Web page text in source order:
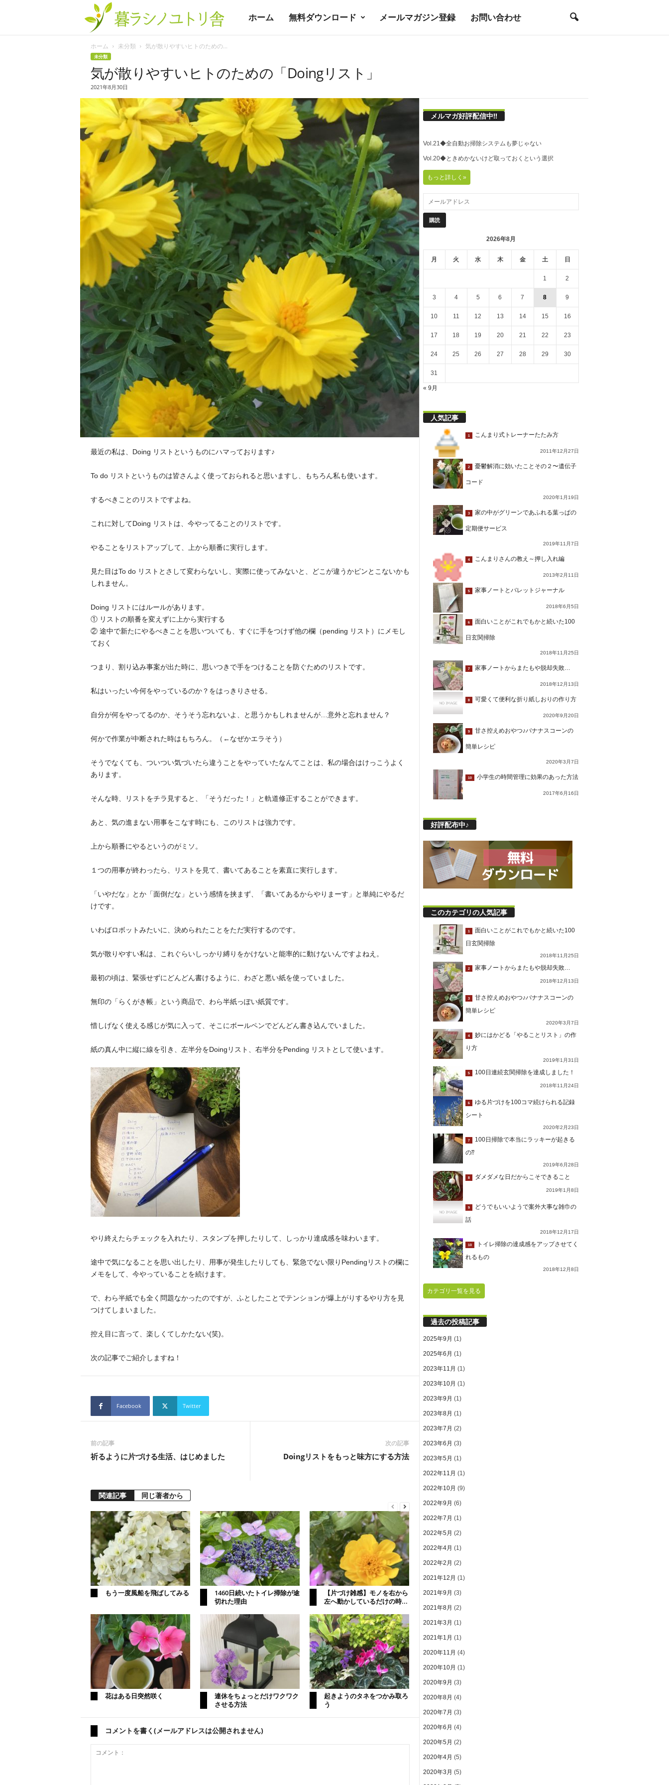
ノ
リ
舎
ホーム 無料ダウンロード メールマガジン登録 お問い合わせ
ホーム 未分類 気が散りやすいヒトのための...
未分類
気が散りやすいヒトのための「Doingリスト」
2021年8月30日
最近の私は、Doing リストというものにハマっております♪
To do リストというものは皆さんよく使っておられると思いますし、もちろん私も使います。
するべきことのリストですよね。
これに対してDoing リストは、今やってることのリストです。
やることをリストアップして、上から順番に実行します。
見た目はTo do リストとさして変わらないし、実際に使ってみないと、どこが違うかピンとこないかも
しれません。
Doing リストにはルールがあります。
① リストの順番を変えずに上から実行する
② 途中で新たにやるべきことを思いついても、すぐに手をつけず他の欄（pending リスト）にメモし
ておく
つまり、割り込み事案が出た時に、思いつきで手をつけることを防ぐためのリストです。
私はいったい今何をやっているのか？をはっきりさせる。
自分が何をやってるのか、そうそう忘れないよ、と思うかもしれませんが…意外と忘れません？
何かで作業が中断された時はもちろん。（←なぜかエラそう）
そうでなくても、ついつい気づいたら違うことをやっていたなんてことは、私の場合はけっこうよく
あります。
そんな時、リストをチラ見すると、「そうだった！」と軌道修正することができます。
あと、気の進まない用事をこなす時にも、このリストは強力です。
上から順番にやるというのがミソ。
１つの用事が終わったら、リストを見て、書いてあることを素直に実行します。
「いやだな」とか「面倒だな」という感情を挟まず、「書いてあるからやりまーす」と単純にやるだ
けです。
いわばロボットみたいに、決められたことをただ実行するのです。
気が散りやすい私は、これぐらいしっかり縛りをかけないと能率的に動けないんですよねえ。
最初の頃は、緊張せずにどんどん書けるように、わざと悪い紙を使っていました。
無印の「らくがき帳」という商品で、わら半紙っぽい紙質です。
惜しげなく使える感じが気に入って、そこにボールペンでどんどん書き込んでいました。
紙の真ん中に縦に線を引き、左半分をDoingリスト、右半分をPending リストとして使います。
やり終えたらチェックを入れたり、スタンプを押したりして、しっかり達成感を味わいます。
途中で気になることを思い出したり、用事が発生したりしても、緊急でない限りPendingリストの欄に
メモをして、今やっていることを続けます。
で、わら半紙でも全く問題なかったのですが、ふとしたことでテンションが爆上がりするやり方を見
つけてしまいました。
控え目に言って、楽しくてしかたない(笑)。
次の記事でご紹介しますね！
Facebook Twitter
前の記事
祈るように片づける生活、はじめました
次の記事
Doingリストをもっと味方にする方法
関連記事 同じ著者から
もう一度風船を飛ばしてみる
1460日続いたトイレ掃除が途
切れた理由
【片づけ雑感】モノを右から
左へ動かしているだけの時...
花はある日突然咲く
連休をちょっとだけワクワク
させる方法
起きようのタネをつかみ取ろ
う
コメントを書く(メールアドレスは公開されません)
メルマガ好評配信中!!
Vol.21◆全自動お掃除システムも夢じゃない
Vol.20◆ときめかないけど取っておくという選択
もっと詳しく»
2026年8月
月 火 水 木 金 土 日
1 2
3 4 5 6 7 8 9
10 11 12 13 14 15 16
17 18 19 20 21 22 23
24 25 26 27 28 29 30
31
« 9月
人気記事
1 こんまり式トレーナーたたみ方
2011年12月27日
2 憂鬱解消に効いたことその２〜遺伝子
コード
2020年1月19日
3 家の中がグリーンであふれる葉っぱの
定期便サービス
2019年11月7日
4 こんまりさんの教え～押し入れ編
2013年2月11日
5 家事ノートとバレットジャーナル
2018年6月5日
6 面白いことがこれでもかと続いた100
日玄関掃除
2018年11月25日
7 家事ノートからまたもや脱却失敗…
2018年12月13日
8 可愛くて便利な折り紙しおりの作り方
2020年9月20日
9 甘さ控えめおやつ♪バナナスコーンの
簡単レシピ
2020年3月7日
10 小学生の時間管理に効果のあった方法
2017年6月16日
好評配布中♪
このカテゴリの人気記事
1
面白いことがこれでもかと続いた100
日玄関掃除
2018年11月25日
2 家事ノートからまたもや脱却失敗…
2018年12月13日
3
甘さ控えめおやつ♪バナナスコーンの
簡単レシピ
2020年3月7日
4
妙にはかどる「やることリスト」の作
り方
2019年1月31日
5 100日連続玄関掃除を達成しました！
2018年11月24日
6
ゆる片づけを100コマ続けられる記録
シート
2020年2月23日
7
100日掃除で本当にラッキーが起きる
の⁇
2019年6月28日
8 ダメダメな日だからこそできること
2019年1月8日
9
どうでもいいようで案外大事な雑巾の
話
2018年12月17日
10
トイレ掃除の達成感をアップさせてく
れるもの
2018年12月8日
カテゴリ一覧を見る
過去の投稿記事
2025年9月 (1)
2025年6月 (1)
2023年11月 (1)
2023年10月 (1)
2023年9月 (1)
2023年8月 (1)
2023年7月 (2)
2023年6月 (3)
2023年5月 (1)
2022年11月 (1)
2022年10月 (9)
2022年9月 (6)
2022年7月 (1)
2022年5月 (2)
2022年4月 (1)
2022年2月 (2)
2021年12月 (1)
2021年9月 (3)
2021年8月 (2)
2021年3月 (1)
2021年1月 (1)
2020年11月 (4)
2020年10月 (1)
2020年9月 (3)
2020年8月 (4)
2020年7月 (3)
2020年6月 (4)
2020年5月 (2)
2020年4月 (5)
2020年3月 (5)